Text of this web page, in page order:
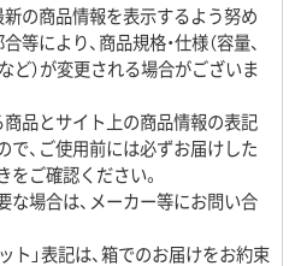
の商品情報を表示するよう努め
等により、商品規格・仕様（容量、
ど）が変更される場合がございま
商品とサイト上の商品情報の表記
、ご使用前には必ずお届けした
ご確認ください。
な場合は、メーカー等にお問い合
ト」表記は、箱でのお届けをお約束